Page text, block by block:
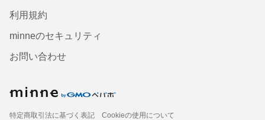
利用規約
minneのセキュリティ
お問い合わせ
特定商取引法に基づく表記
Cookieの使用について